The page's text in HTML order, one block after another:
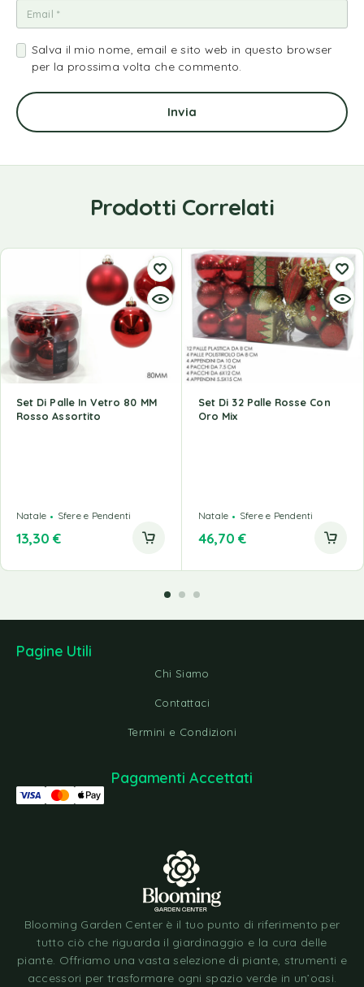
Salva il mio nome, email e sito web in questo browser
per la prossima volta che commento.
Prodotti Correlati
Set Di Palle In Vetro 80 MM
Rosso Assortito
Natale Sfere e Pendenti
13,30 €
Set Di 32 Palle Rosse Con
Oro Mix
Natale Sfere e Pendenti
46,70 €
Pagine Utili
Chi Siamo
Contattaci
Termini e Condizioni
Blooming Garden Center è il tuo punto di riferimento per
tutto ciò che riguarda il giardinaggio e la cura delle
piante. Offriamo una vasta selezione di piante, strumenti e
accessori per trasformare ogni spazio verde in un’oasi.
Pagamenti Accettati